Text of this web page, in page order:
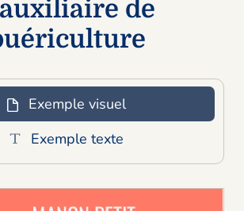
de
Exemple visuel
Exemple texte